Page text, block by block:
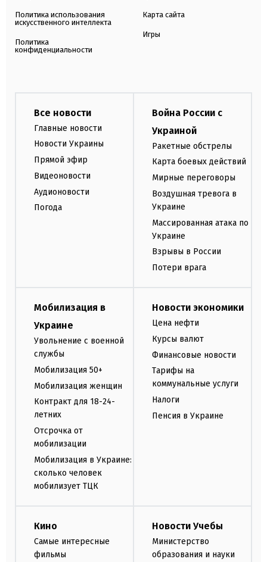
Политика использования
искусственного интеллекта
Политика
конфиденциальности
Карта сайта
Игры
Все новости
Главные новости
Новости Украины
Прямой эфир
Видеоновости
Аудионовости
Погода
Война России с
Украиной
Ракетные обстрелы
Карта боевых действий
Мирные переговоры
Воздушная тревога в
Украине
Массированная атака по
Украине
Взрывы в России
Потери врага
Мобилизация в
Украине
Увольнение с военной
службы
Мобилизация 50+
Мобилизация женщин
Контракт для 18-24-
летних
Отсрочка от
мобилизации
Мобилизация в Украине:
сколько человек
мобилизует ТЦК
Новости экономики
Цена нефти
Курсы валют
Финансовые новости
Тарифы на
коммунальные услуги
Налоги
Пенсия в Украине
Кино
Самые интересные
фильмы
Новости Учебы
Министерство
образования и науки